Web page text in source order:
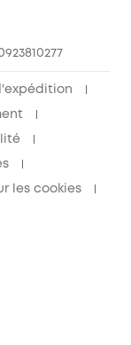
les cookies